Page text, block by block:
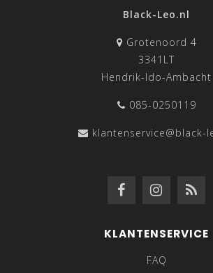
Black-Leo.nl
Grotenoord 4
3341LT
Hendrik-Ido-Ambacht
085-0250119
klantenservice@black-
KLANTENSERVICE
FAQ